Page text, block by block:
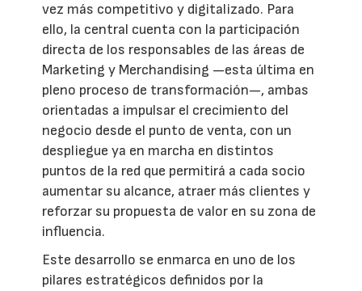
vez más competitivo y digitalizado. Para
ello, la central cuenta con la participación
directa de los responsables de las áreas de
Marketing y Merchandising —esta última en
pleno proceso de transformación—, ambas
orientadas a impulsar el crecimiento del
negocio desde el punto de venta, con un
despliegue ya en marcha en distintos
puntos de la red que permitirá a cada socio
aumentar su alcance, atraer más clientes y
reforzar su propuesta de valor en su zona de
influencia.
Este desarrollo se enmarca en uno de los
pilares estratégicos definidos por la